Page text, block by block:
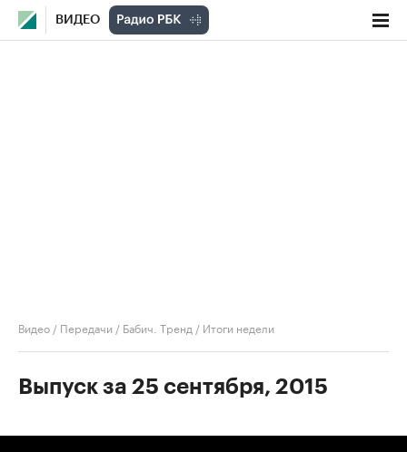
ВИДЕО
Видео / Передачи / Бабич. Тренд / Итоги недели
Выпуск за 25 сентября, 2015